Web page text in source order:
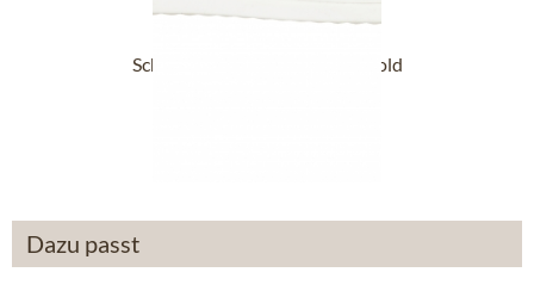
Schuh DORLE NAPPA weiss gold
Dazu passt